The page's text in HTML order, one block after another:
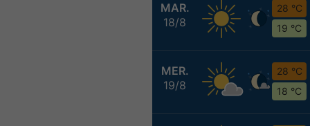
MAR.
18/8
28 °C
19 °C
MER.
19/8
28 °C
18 °C